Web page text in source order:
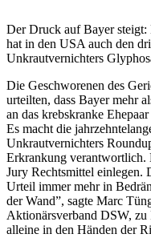
Der Druck auf Bayer steigt:
hat in den USA auch den
Unkrautvernichters
Die Geschworenen des
urteilten, dass Bayer mehr
an das krebskranke
Es macht die
Unkrautvernichters
Erkrankung verantwortlich.
Jury Rechtsmittel einlegen.
Urteil immer mehr in
der Wand”, sagte Marc
Aktionärsverband DSW, zu
alleine in den Händen der